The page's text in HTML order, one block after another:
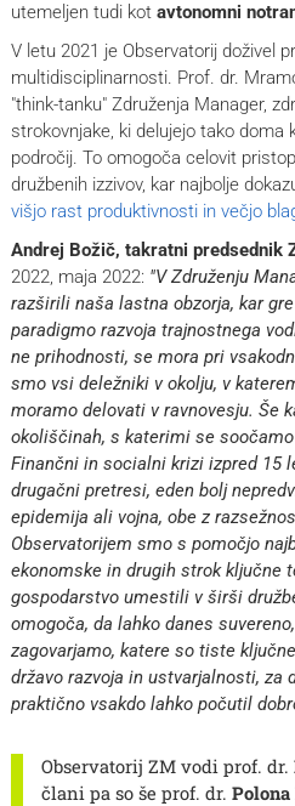
utemeljen tudi kot avtonomni
V letu 2021 je Observatorij doživel
multidisciplinarnosti. Prof. dr.
"think-tanku" Združenja Manager,
strokovnjake, ki delujejo tako doma
področij. To omogoča celovit
družbenih izzivov, kar najbolje
višjo rast produktivnosti in večjo
Andrej Božič, takratni predsednik
2022, maja 2022: "V Združenju
razširili naša lastna obzorja, kar
paradigmo razvoja trajnostnega
ne prihodnosti, se mora pri
smo vsi deležniki v okolju, v
moramo delovati v ravnovesju. Še
okoliščinah, s katerimi se
Finančni in socialni krizi izpred 15
drugačni pretresi, eden bolj
epidemija ali vojna, obe z
Observatorijem smo s pomočjo
ekonomske in drugih strok ključne
gospodarstvo umestili v širši
omogoča, da lahko danes
zagovarjamo, katere so tiste
državo razvoja in ustvarjalnosti, za
praktično vsakdo lahko počutil
Observatorij ZM vodi prof. dr.
člani pa so še prof. dr.